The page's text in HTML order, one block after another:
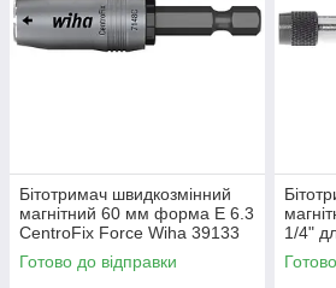
Бітотримач швидкозмінний
магнітний 60 мм форма E 6.3
CentroFix Force Wiha 39133
Готово до відправки
1/4"
26255